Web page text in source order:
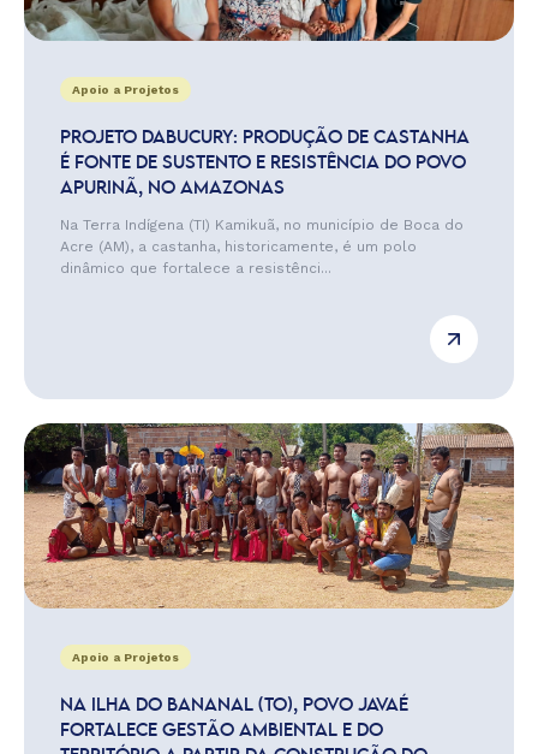
Apoio a Projetos
PROJETO DABUCURY: PRODUÇÃO DE CASTANHA
É FONTE DE SUSTENTO E RESISTÊNCIA DO POVO
APURINÃ, NO AMAZONAS
Na Terra Indígena (TI) Kamikuã, no município de Boca do
Acre (AM), a castanha, historicamente, é um polo
dinâmico que fortalece a resistênci...
Apoio a Projetos
NA ILHA DO BANANAL (TO), POVO JAVAÉ
FORTALECE GESTÃO AMBIENTAL E DO